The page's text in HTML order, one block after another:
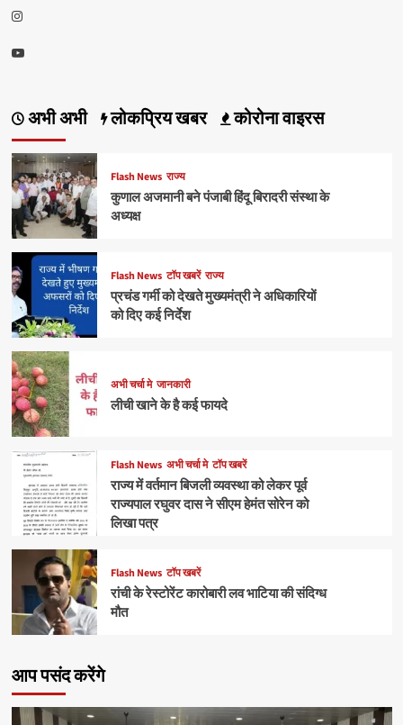
शाहदेव
Instagram
Youtube
अभी अभी लोकप्रिय खबर कोरोना वाइरस
Flash News राज्य
कुणाल अजमानी बने पंजाबी हिंदू बिरादरी संस्था के
अध्यक्ष
Flash News टॉप खबरें राज्य
प्रचंड गर्मी को देखते मुख्यमंत्री ने अधिकारियों
को दिए कई निर्देश
अभी चर्चा मे जानकारी
लीची खाने के है कई फायदे
Flash News अभी चर्चा मे टॉप खबरें
राज्य में वर्तमान बिजली व्यवस्था को लेकर पूर्व
राज्यपाल रघुवर दास ने सीएम हेमंत सोरेन को
लिखा पत्र
Flash News टॉप खबरें
रांची के रेस्टोरेंट कारोबारी लव भाटिया की संदिग्ध
मौत
आप पसंद करेंगे